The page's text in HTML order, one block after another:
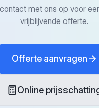
met ons op voor
vrijblijvende offerte.
Offerte aanvragen
Online